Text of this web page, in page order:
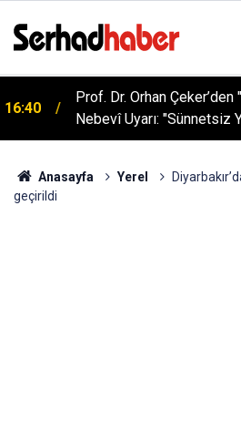
Prof. Dr. Orhan Çeker’den
Nebevî Uyarı: "Sünnetsiz
05:57
Sağlıklı Beslenmede
Multi-Fiber İçecek Tozu
Anasayfa Yerel
geçirildi